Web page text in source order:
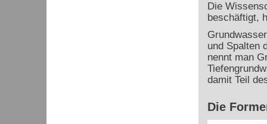
Die
beschäftigt,
und Spalten
nennt man
damit Teil
Die